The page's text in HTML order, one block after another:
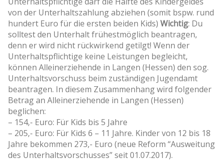
von der Unterhaltszahlung abziehen (somit bspw. rund
hundert Euro für die ersten beiden Kids) Wichtig: Du
solltest den Unterhalt frühestmöglich beantragen,
denn er wird nicht rückwirkend getilgt! Wenn der
Unterhaltspflichtige keine Leistungen begleicht,
können Alleinerziehende in Langen (Hessen) den sog.
Unterhaltsvorschuss beim zuständigen Jugendamt
beantragen. In diesem Zusammenhang wird folgender
Betrag an Alleinerziehende in Langen (Hessen)
beglichen:
– 154,- Euro: Für Kids bis 5 Jahre
– 205,- Euro: Für Kids 6 – 11 Jahre. Kinder von 12 bis 18
Jahre bekommen 273,- Euro (neue Reform “Ausweitung
des Unterhaltsvorschusses” seit 01.07.2017).